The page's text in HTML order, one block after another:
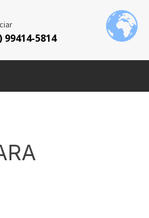
99414-5814